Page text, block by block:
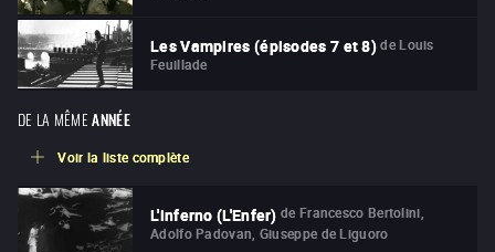
Les Vampires (épisodes 7 et 8) de Louis
Feuillade
DE LA MÊME ANNÉE
Voir la liste complète
L'inferno (L'Enfer) de Francesco Bertolini,
Adolfo Padovan, Giuseppe de Liguoro